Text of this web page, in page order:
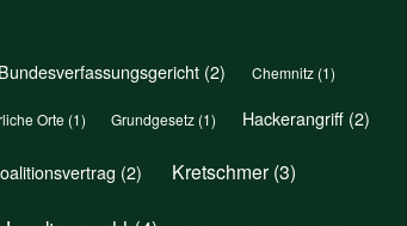
Bundesverfassungsgericht(2) Chemnitz (1)
Orte (1) Grundgesetz (1) Hackerangriff (2)
(2) Kretschmer(3)